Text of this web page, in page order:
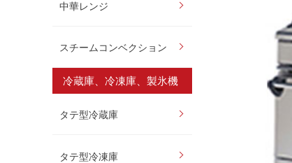
中華レンジ
スチームコンベクション
冷蔵庫、冷凍庫、製氷機
タテ型冷蔵庫
タテ型冷凍庫